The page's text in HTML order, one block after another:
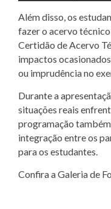
Além disso, os
fazer o acervo
Certidão de Acervo
impactos
ou imprudência no
Durante a
situações reais
programação
integração entre os
para os estudantes.
Confira a Galeria de